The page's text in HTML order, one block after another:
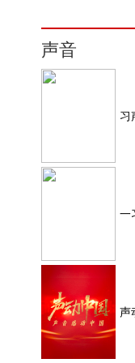
声音
习
一
声